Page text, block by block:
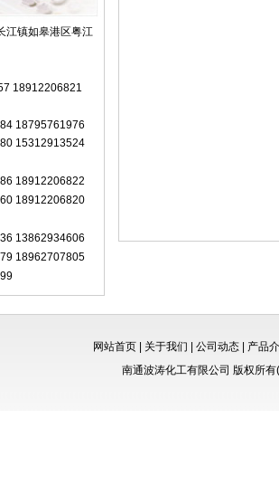
江镇如皋港区粤江
18912206821
18795761976
15312913524
18912206822
18912206820
13862934606
18962707805
网站首页| 关于我们 公司动态|
产品
南通波涛化工有限公司 版权所